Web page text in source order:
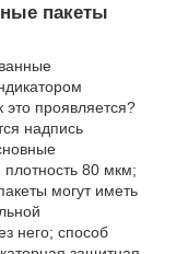
пакеты
это проявляется?
надпись
плотность 80 мкм;
могут иметь
него; способ